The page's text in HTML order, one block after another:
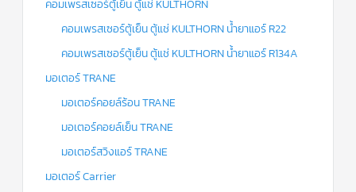
คอมเพรสเซอร์ตู้เย็น ตู้แช่ KULTHORN
คอมเพรสเซอร์ตู้เย็น ตู้แช่ KULTHORN น้ำยาแอร์ R22
คอมเพรสเซอร์ตู้เย็น ตู้แช่ KULTHORN น้ำยาแอร์ R134A
มอเตอร์ TRANE
มอเตอร์คอยล์ร้อน TRANE
มอเตอร์คอยล์เย็น TRANE
มอเตอร์สวิงแอร์ TRANE
มอเตอร์ Carrier